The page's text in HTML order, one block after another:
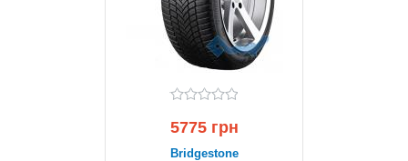
5775 грн
Bridgestone